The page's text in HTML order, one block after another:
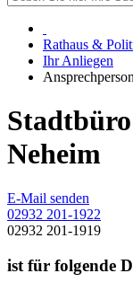
Rathaus &
Ihr Anliegen
Neheim
E-Mail senden
02932 201-1922
02932 201-1919
ist für folgende